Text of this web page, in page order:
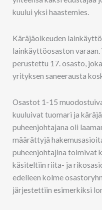
kuului yksi haastemies.
Käräjäoikeuden
lainkäyttöosaston
perustettu 17. osasto,
yrityksen saneerausta
Osastot 1-15
kuuluivat tuomari ja
puheenjohtajana oli
määrättyjä
puheenjohtajina toimivat
käsiteltiin riita- ja
edelleen kolme
järjestettiin esimerkiksi